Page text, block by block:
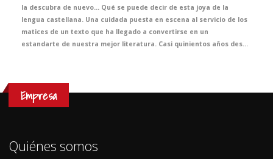
la descubra de nuevo... Qué se puede decir de esta joya de la
lengua castellana. Una cuidada puesta en escena al servicio de los
matices de un texto que ha llegado a convertirse en un
Empresa
Quiénes somos